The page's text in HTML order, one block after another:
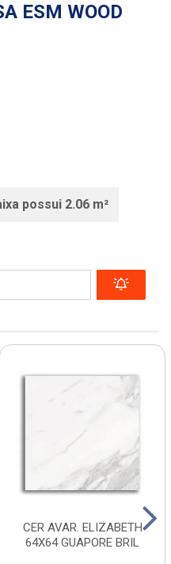
ESM WOOD
possui 2.06 m²
CER AVAR. ELIZABETH
64X64 GUAPORE BRIL